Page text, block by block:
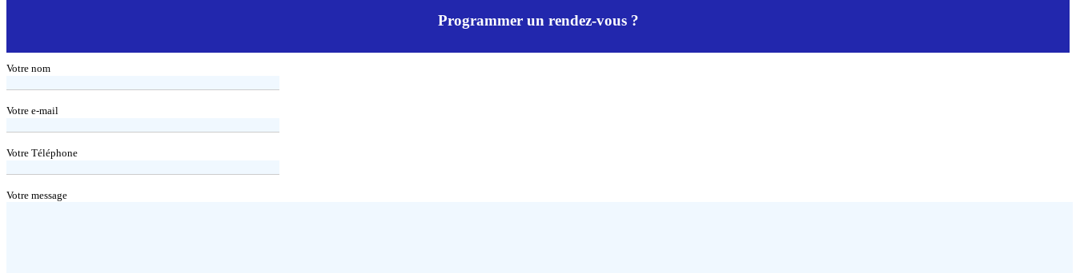
Programmer un rendez-vous ?
Votre nom
Votre e-mail
Votre Téléphone
Votre message